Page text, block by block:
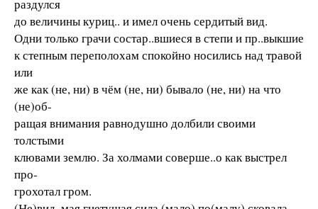
раздулся
до величины куриц.. и имел очень сердитый вид.
Одни только грачи состар..вшиеся в степи и пр..выкшие
к степным переполохам спокойно носились над травой
или
же как (не, ни) в чём (не, ни) бывало (не, ни) на что
(не)об-
ращая внимания равнодушно долбили своими
толстыми
клювами землю. За холмами соверше..о как выстрел
про-
грохотал гром.